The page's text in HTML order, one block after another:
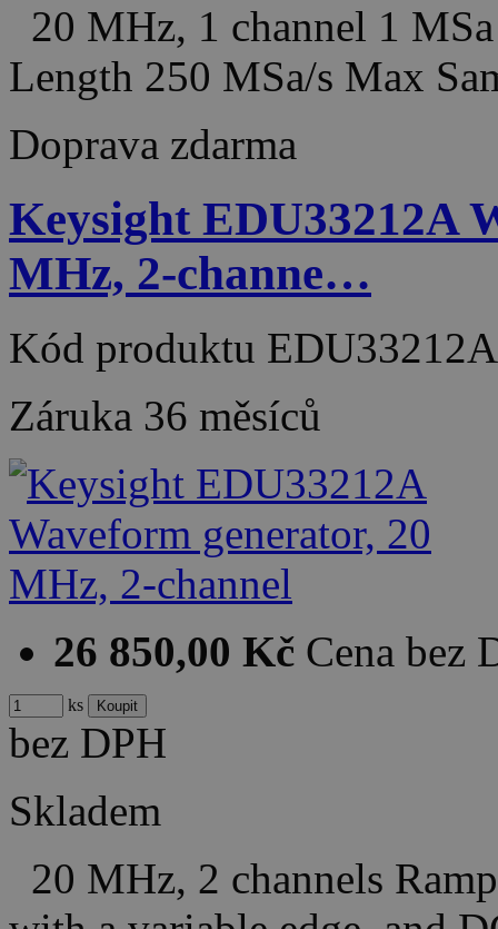
20 MHz, 1 channel 1
Length 250 MSa/s Max
Doprava zdarma
Keysight EDU33212A
MHz, 2-channe…
Kód produktu EDU33212A
Záruka 36 měsíců
26 850,00 Kč Cena bez
ks
bez DPH
Skladem
20 MHz, 2 channels